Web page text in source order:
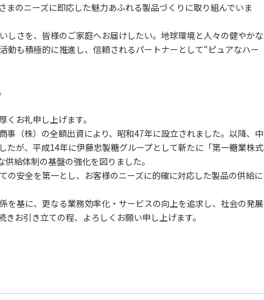
のニーズに即応した魅力あふれる製品づくりに取り組んでいま
しさを、皆様のご家庭へお届けしたい。地球環境と人々の健やかな
動も積極的に推進し、信頼されるパートナーとして“ピュアなハー
お礼申し上げます。
事（株）の全額出資により、昭和47年に設立されました。以降、中
たが、平成14年に伊藤忠製糖グループとして新たに「第一糖業株式
給体制の基盤の強化を図りました。
の安全を第一とし、お客様のニーズに的確に対応した製品の供給に
を基に、更なる業務効率化・サービスの向上を追求し、社会の発展
お引き立ての程、よろしくお願い申し上げます。